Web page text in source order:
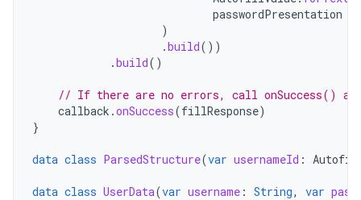
passwordPresentation
)
.build())
.build()
// If there are no errors, call onSuccess() and
callback .onSuccess(fillResponse)
}
data class ParsedStructure(var usernameId :
data class UserData(var username : String, var